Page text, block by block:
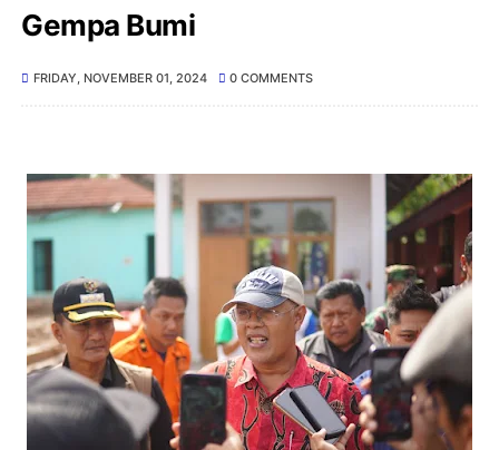
Gempa Bumi
FRIDAY, NOVEMBER 01, 2024 0 COMMENTS